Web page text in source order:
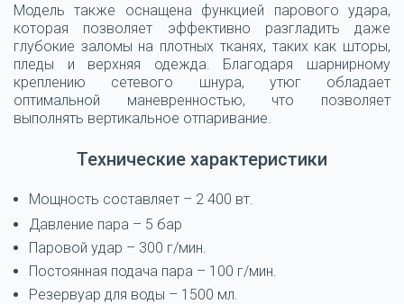
Модель также оснащена функцией парового удара,
которая позволяет эффективно разгладить даже
глубокие заломы на плотных тканях, таких как шторы,
пледы и верхняя одежда. Благодаря шарнирному
креплению сетевого шнура, утюг обладает
оптимальной маневренностью, что позволяет
выполнять вертикальное отпаривание.
Технические характеристики
Мощность составляет – 2 400 вт.
Давление пара – 5 бар
Паровой удар – 300 г/мин.
Постоянная подача пара – 100 г/мин.
Резервуар для воды – 1500 мл.